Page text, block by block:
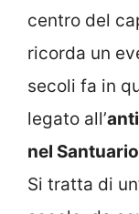
centro del
ricorda un
secoli fa in
legato all’
nel
Si tratta di